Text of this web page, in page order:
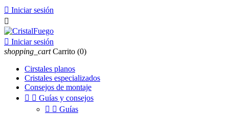
 Iniciar sesión

 Iniciar sesión
shopping_cart Carrito (0)
Cirstales planos
Cristales especializados
Consejos de montaje
  Guías y consejos
  Guías